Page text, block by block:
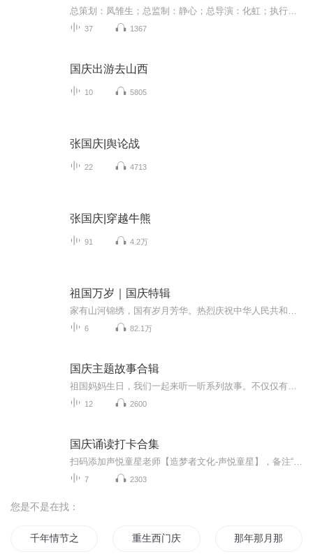
37 1367
国庆出游去山西
10 5805
张国庆|舆论战
22 4713
张国庆|穿越牛熊
91 4.2万
祖国万岁｜国庆特辑
6 82.1万
国庆主题故事合辑
12 2600
国庆诵读打卡合集
7 2303
您是不是在找：
千年情节之三生三世 重生西门庆 那年那月那时节